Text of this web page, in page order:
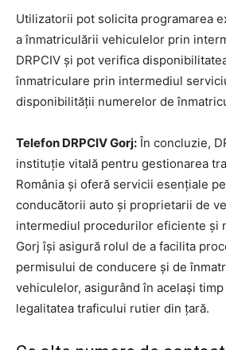
Utilizatorii pot solicita programarea
a înmatriculării vehiculelor prin
DRPCIV și pot verifica
înmatriculare prin intermediul
disponibilității numerelor de
Telefon DRPCIV Gorj: În concluzie,
instituție vitală pentru gestionarea
România și oferă servicii esențiale
conducătorii auto și proprietarii de
intermediul procedurilor eficiente și
Gorj își asigură rolul de a facilita
permisului de conducere și de
vehiculelor, asigurând în același
legalitatea traficului rutier din țară.